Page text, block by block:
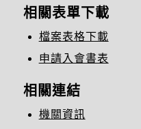
相關表單下載
檔案表格下載
申請入會書表
相關連結
機關資訊